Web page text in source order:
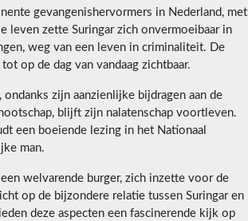
gevangenishervormers in Nederland, met
leven zette Suringar zich onvermoeibaar in
weg van een leven in criminaliteit. De
op de dag van vandaag zichtbaar.
zijn aanzienlijke bijdragen aan de
blijft zijn nalatenschap voortleven.
een boeiende lezing in het Nationaal
man.
welvarende burger, zich inzette voor de
op de bijzondere relatie tussen Suringar en
deze aspecten een fascinerende kijk op